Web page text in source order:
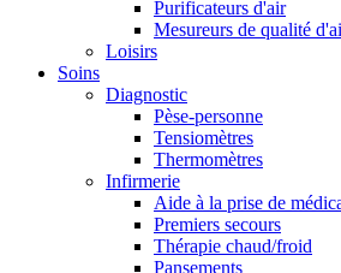
Purificateurs d'air
Mesureurs de qualité
Loisirs
Soins
Diagnostic
Pèse-personne
Tensiomètres
Thermomètres
Infirmerie
Aide à la prise de
Premiers secours
Thérapie chaud/froid
Pansements